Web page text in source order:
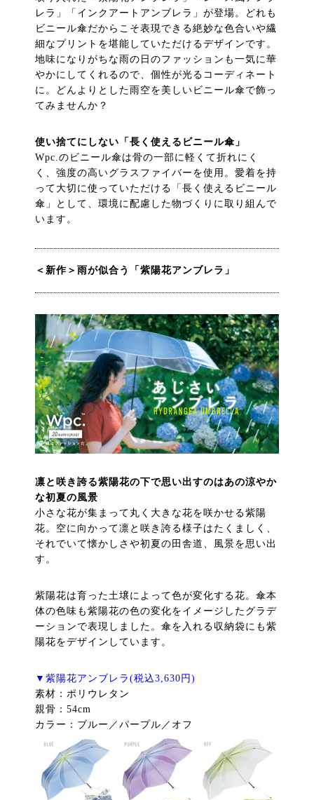
レラ」「インクアートアンブレラ」が登場。どれも
ビニール傘だからこそ表現できる絶妙な色合いや繊
細なプリントを堪能していただけるデザインです。
地味になりがちな雨の日のファッションも一気に華
やかにしてくれるので、個性が光るコーディネート
に。どんよりとした雨空を美しいビニール傘で飾っ
てみませんか？
使い捨てにしない「長く使えるビニール傘」
Wpc.のビニール傘は骨の一部に軽くて折れにく
く、強度の高いグラスファイバーを使用。愛着を持
って大切に使っていただける「長く使えるビニール
傘」として、環境に配慮した物づくりに取り組んで
います。
＜新作＞雨が似合う「紫陽花アンブレラ」
凛と咲き誇る紫陽花の下で思い出すのはあの涼やか
な初夏の風景
小さな花が集まって丸く大きな花を咲かせる紫陽
花。空に向かって凛と咲き誇る様子はたくましく、
それでいて懐かしさや初夏の田舎道、風景を思い出
す。
紫陽花は育った土壌によって色が変化する花。傘本
体の色味も紫陽花の色の変化をイメージしたグラデ
ーションで表現しました。傘を入れる収納袋にも紫
陽花をデザインしています。
▼紫陽花アンブレラ(税込3,630円)
素材：ポリウレタン
親骨：54cm
カラー：ブルー／パープル／オフ